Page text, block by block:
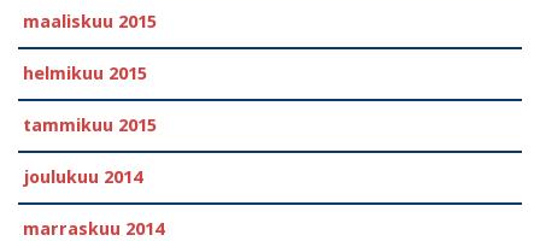
maaliskuu 2015
helmikuu 2015
tammikuu 2015
joulukuu 2014
marraskuu 2014